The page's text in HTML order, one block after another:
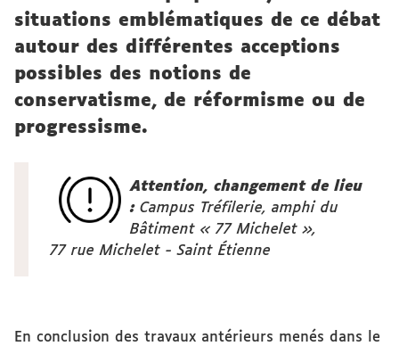
situations emblématiques de ce débat
autour des différentes acceptions
possibles des notions de
conservatisme, de réformisme ou de
progressisme.
Attention, changement de lieu
:Campus Tréfilerie, amphi du
Bâtiment « 77 Michelet »,
77 rue Michelet - Saint Étienne
En conclusion des travaux antérieurs menés dans le